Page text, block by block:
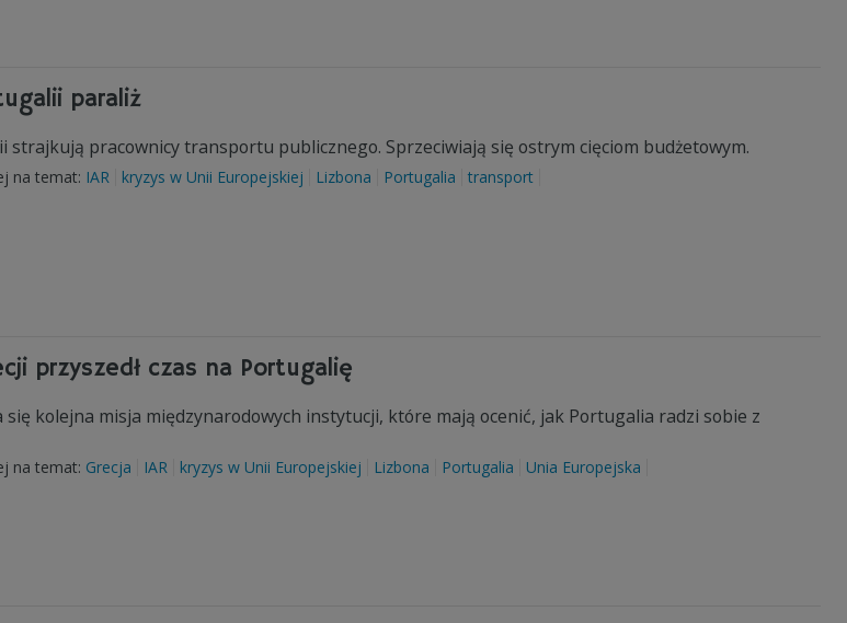
paraliż
strajkują pracownicy transportu publicznego. Sprzeciwiają się ostrym cięciom budżetowym.
na temat: IAR kryzys w Unii Europejskiej Lizbona Portugalia transport
przyszedł czas na Portugalię
się kolejna misja międzynarodowych instytucji, które mają ocenić, jak Portugalia radzi sobie z
na temat: Grecja IAR kryzys w Unii Europejskiej Lizbona Portugalia Unia Europejska